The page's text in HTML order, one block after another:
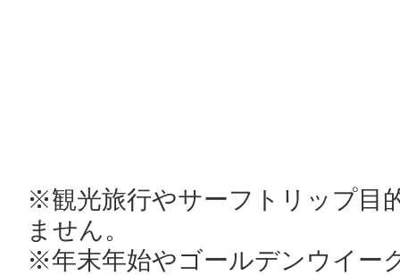
※観光旅行やサーフトリップ目
ません。
※年末年始やゴールデンウイー